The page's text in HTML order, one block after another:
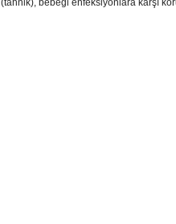
(tahnik), bebeği enfeksiyonlara karşı